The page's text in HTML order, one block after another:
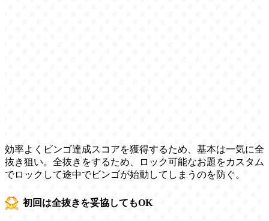
効率よくビンゴ達成スコアを獲得するため、基本は一気に全
抜き狙い。全抜きをするため、ロック可能なお題をカスタム
でロックして途中でビンゴが始動してしまうのを防ぐ。
初回は全抜きを妥協してもOK